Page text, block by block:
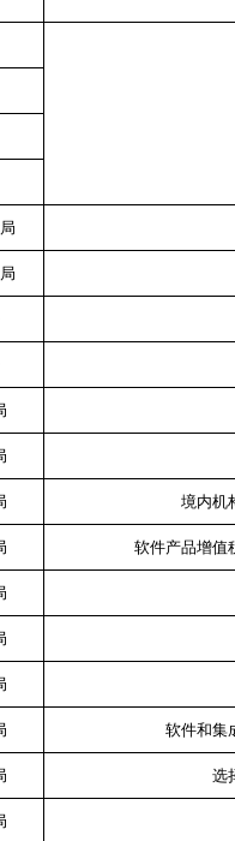
境内机
软件产品增值
软件和集
选